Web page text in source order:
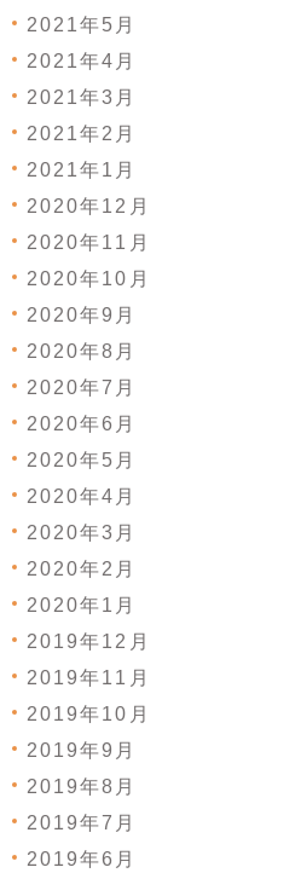
2021年5月
2021年4月
2021年3月
2021年2月
2021年1月
2020年12月
2020年11月
2020年10月
2020年9月
2020年8月
2020年7月
2020年6月
2020年5月
2020年4月
2020年3月
2020年2月
2020年1月
2019年12月
2019年11月
2019年10月
2019年9月
2019年8月
2019年7月
2019年6月